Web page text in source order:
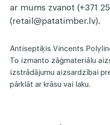
ar mums zvanot (+371
(retail@patatimber.lv).
Antiseptiķis Vincents
To izmanto zāģmateriālu
izstrādājumu aizsardzībai
pārklāt ar krāsu vai laku.